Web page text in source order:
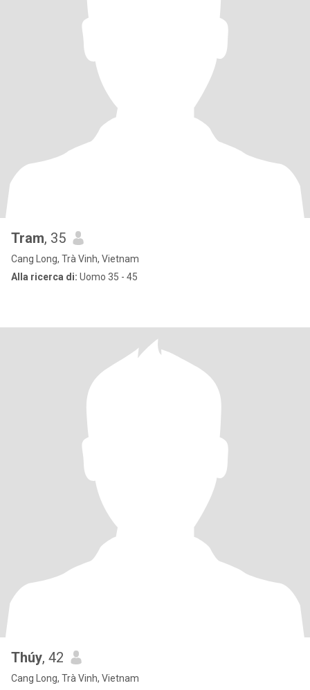
Tram, 35
Cang Long, Trà Vinh, Vietnam
Alla ricerca di: Uomo 35 - 45
Thúy, 42
Cang Long, Trà Vinh, Vietnam